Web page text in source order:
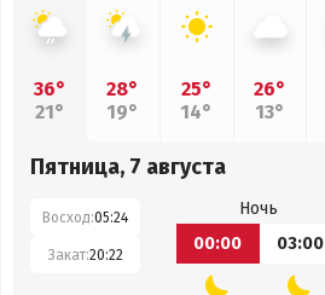
36°
21°
28°
19°
25°
14°
26°
13°
Пятница, 7 августа
Восход:05:24
Закат:20:22
Ночь
00:00
03:00